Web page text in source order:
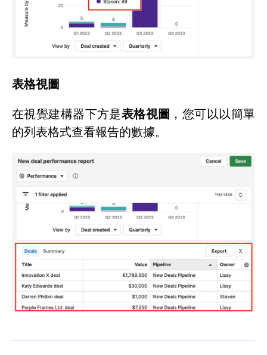
表格視圖
在視覺建構器下方是表格視圖 ，您可以以簡單
的列表格式查看報告的數據。